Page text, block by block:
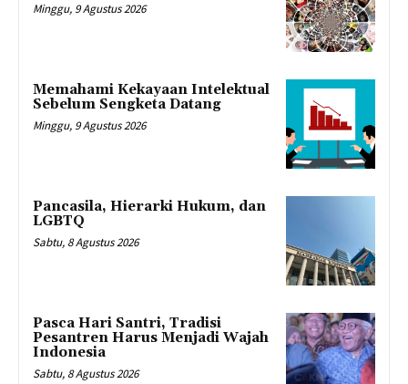
Minggu, 9 Agustus 2026
Memahami Kekayaan Intelektual
Sebelum Sengketa Datang
Minggu, 9 Agustus 2026
Pancasila, Hierarki Hukum, dan
LGBTQ
Sabtu, 8 Agustus 2026
Pasca Hari Santri, Tradisi
Pesantren Harus Menjadi Wajah
Indonesia
Sabtu, 8 Agustus 2026